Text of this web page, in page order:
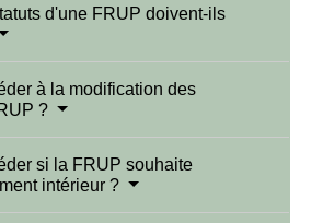
d'une FRUP doivent-ils
à la modification des
?
si la FRUP souhaite
intérieur ?